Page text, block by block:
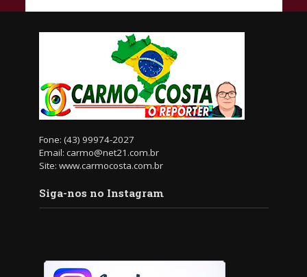
Fone: (43) 99974-2027
Email: carmo@net21.com.br
Site: www.carmocosta.com.br
Siga-nos no Instagram